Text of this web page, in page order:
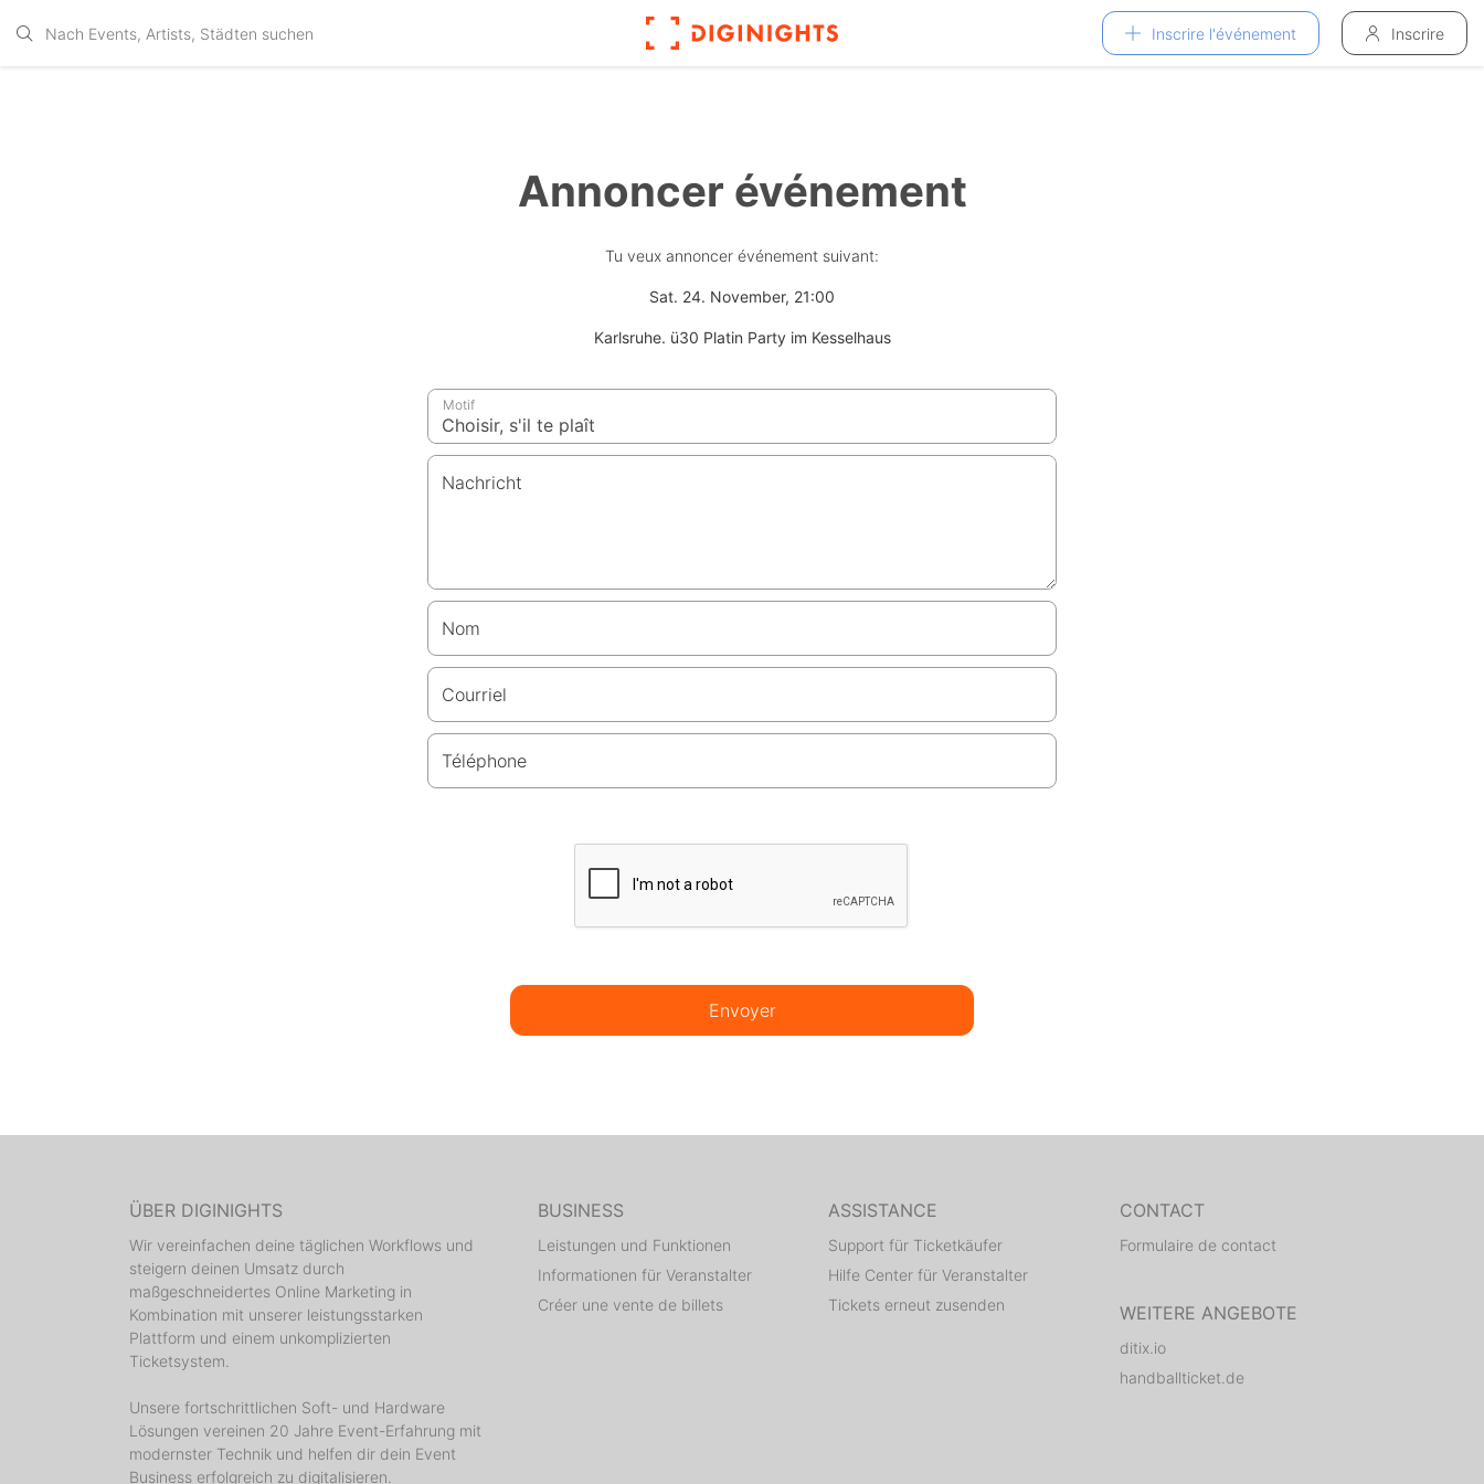
Inscrire l'événement Inscrire
Annoncer événement
Tu veux annoncer événement suivant:
Sat. 24. November, 21:00
Karlsruhe. ü30 Platin Party im Kesselhaus
Motif
Nachricht
Nom
Courriel
Téléphone
Envoyer
ÜBER DIGINIGHTS
Wir vereinfachen deine täglichen Workflows und
steigern deinen Umsatz durch
maßgeschneidertes Online Marketing in
Kombination mit unserer leistungsstarken
Plattform und einem unkomplizierten
Ticketsystem.
Unsere fortschrittlichen Soft- und Hardware
Lösungen vereinen 20 Jahre Event-Erfahrung mit
modernster Technik und helfen dir dein Event
Business erfolgreich zu digitalisieren.
BUSINESS
Leistungen und Funktionen
Informationen für Veranstalter
Créer une vente de billets
ASSISTANCE
Support für Ticketkäufer
Hilfe Center für Veranstalter
Tickets erneut zusenden
CONTACT
Formulaire de contact
WEITERE ANGEBOTE
ditix.io
handballticket.de